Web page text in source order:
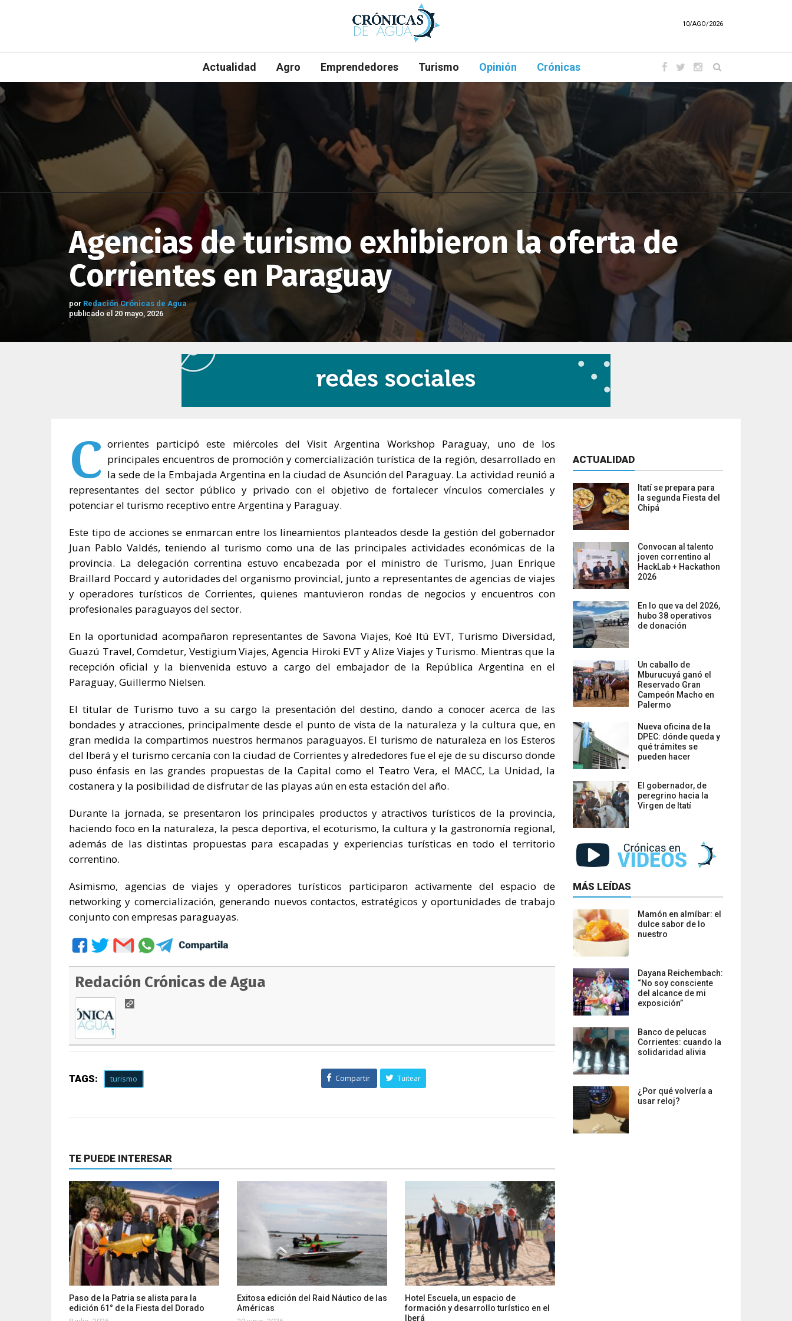
10/AGO/2026
Actualidad Agro Emprendedores Turismo Opinión Crónicas
Agencias de turismo exhibieron la oferta de
Corrientes en Paraguay
por Redación Crónicas de Agua
publicado el 20 mayo, 2026
C orrientes participó este miércoles del Visit Argentina Workshop Paraguay, uno de los
principales encuentros de promoción y comercialización turística de la región, desarrollado en
la sede de la Embajada Argentina en la ciudad de Asunción del Paraguay. La actividad reunió a
representantes del sector público y privado con el objetivo de fortalecer vínculos comerciales y
potenciar el turismo receptivo entre Argentina y Paraguay.
Este tipo de acciones se enmarcan entre los lineamientos planteados desde la gestión del gobernador
Juan Pablo Valdés, teniendo al turismo como una de las principales actividades económicas de la
provincia. La delegación correntina estuvo encabezada por el ministro de Turismo, Juan Enrique
Braillard Poccard y autoridades del organismo provincial, junto a representantes de agencias de viajes
y operadores turísticos de Corrientes, quienes mantuvieron rondas de negocios y encuentros con
profesionales paraguayos del sector.
En la oportunidad acompañaron representantes de Savona Viajes, Koé Itú EVT, Turismo Diversidad,
Guazú Travel, Comdetur, Vestigium Viajes, Agencia Hiroki EVT y Alize Viajes y Turismo. Mientras que la
recepción oficial y la bienvenida estuvo a cargo del embajador de la República Argentina en el
Paraguay, Guillermo Nielsen.
El titular de Turismo tuvo a su cargo la presentación del destino, dando a conocer acerca de las
bondades y atracciones, principalmente desde el punto de vista de la naturaleza y la cultura que, en
gran medida la compartimos nuestros hermanos paraguayos. El turismo de naturaleza en los Esteros
del Iberá y el turismo cercanía con la ciudad de Corrientes y alrededores fue el eje de su discurso donde
puso énfasis en las grandes propuestas de la Capital como el Teatro Vera, el MACC, La Unidad, la
costanera y la posibilidad de disfrutar de las playas aún en esta estación del año.
Durante la jornada, se presentaron los principales productos y atractivos turísticos de la provincia,
haciendo foco en la naturaleza, la pesca deportiva, el ecoturismo, la cultura y la gastronomía regional,
además de las distintas propuestas para escapadas y experiencias turísticas en todo el territorio
correntino.
Asimismo, agencias de viajes y operadores turísticos participaron activamente del espacio de
networking y comercialización, generando nuevos contactos, estratégicos y oportunidades de trabajo
conjunto con empresas paraguayas.
Redación Crónicas de Agua
TAGS: turismo Compartir Tuitear
TE PUEDE INTERESAR
Paso de la Patria se alista para la
edición 61° de la Fiesta del Dorado
Exitosa edición del Raid Náutico de las
Américas
Hotel Escuela, un espacio de
formación y desarrollo turístico en el
Iberá
ACTUALIDAD
Itatí se prepara para
la segunda Fiesta del
Chipá
Convocan al talento
joven correntino al
HackLab + Hackathon
2026
En lo que va del 2026,
hubo 38 operativos
de donación
Un caballo de
Mburucuyá ganó el
Reservado Gran
Campeón Macho en
Palermo
Nueva oficina de la
DPEC: dónde queda y
qué trámites se
pueden hacer
El gobernador, de
peregrino hacia la
Virgen de Itatí
MÁS LEÍDAS
Mamón en almíbar: el
dulce sabor de lo
nuestro
Dayana Reichembach:
“No soy consciente
del alcance de mi
exposición”
Banco de pelucas
Corrientes: cuando la
solidaridad alivia
¿Por qué volvería a
usar reloj?